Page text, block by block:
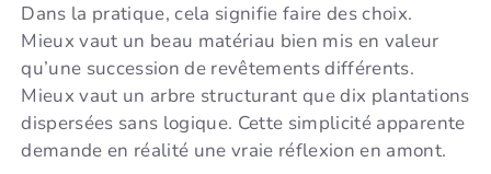
Dans la pratique, cela signifie faire des choix.
Mieux vaut un beau matériau bien mis en valeur
qu’une succession de revêtements différents.
Mieux vaut un arbre structurant que dix plantations
dispersées sans logique. Cette simplicité apparente
demande en réalité une vraie réflexion en amont.